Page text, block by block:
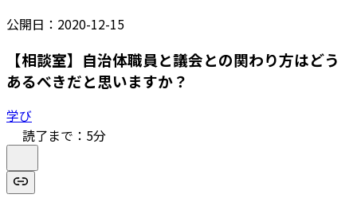
公開日： 2020-12-15
【相談室】自治体職員と議会との関わり方はどう
あるべきだと思いますか？
学び
読了まで： 5分